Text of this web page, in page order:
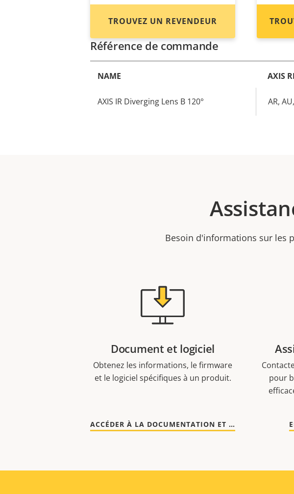
TROUVEZ UN REVENDEUR
Référence de commande
NAME AXIS
AXIS IR Diverging Lens B 120° AR,
Besoin d'informations sur les
Document et logiciel
Obtenez les informations, le firmware
et le logiciel spécifiques à un produit.
ACCÉDER À LA DOCUMENTATION ET AUX LOGICIELS
pour